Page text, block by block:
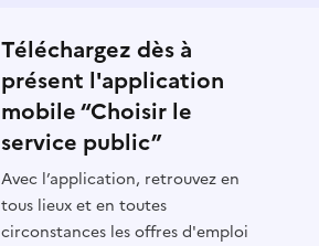
Téléchargez dès à
présent l'application
mobile “Choisir le
service public”
Avec l’application, retrouvez en
tous lieux et en toutes
circonstances les offres d'emploi